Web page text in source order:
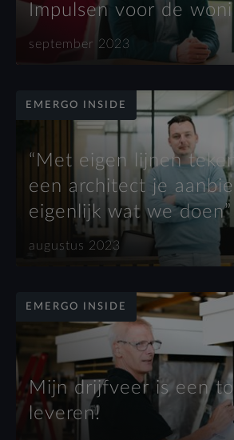
Impulsen voor de
september 2023
EMERGO INSIDE
“Met eigen lijnen
een architect je
eigenlijk wat we doen”
augustus 2023
EMERGO INSIDE
Mijn drijfveer is een
leveren!